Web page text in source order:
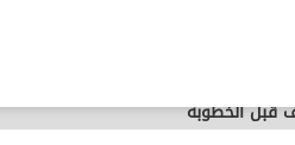
قبل الخطوبة